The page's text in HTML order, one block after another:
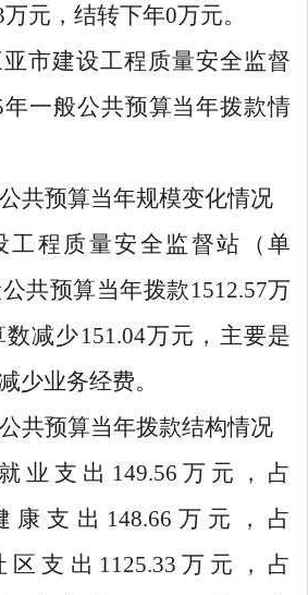
万元，结转下年0万元。
市建设工程质量安全监督
年一般公共预算当年拨款情
公共预算当年规模变化情况
工程质量安全监督站（单
共预算当年拨款1512.57万
数减少151.04万元，主要是
少业务经费。
公共预算当年拨款结构情况
业支出 149.56 万元，占
康支出 148.66 万元，占
区支出 1125.33 万元，占